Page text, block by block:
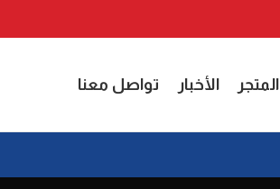
المتجر الأخبار تواصل معنا